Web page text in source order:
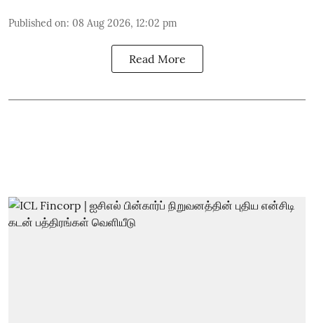
Published on: 08 Aug 2026, 12:02 pm
Read More